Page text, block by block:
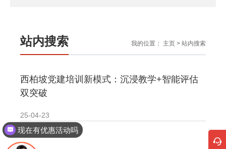
· 干部培训破解走过场 西柏坡红色教育…
· 2026年干部培训提质增效三大路径，揭…
· 筑牢新时代干部信仰根基 西柏坡3招给…
站内搜索 我的位置： 主页 > 站内搜索
西柏坡党建培训新模式：沉浸教学+智能评估
双突破
25-04-23
现在有优惠活动吗